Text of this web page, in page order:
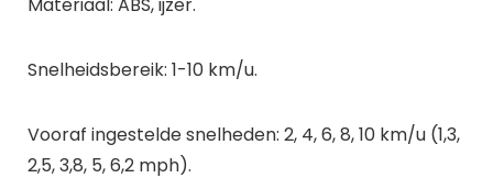
Snelheidsbereik: 1-10 km/u.
Vooraf ingestelde snelheden: 2, 4, 6, 8, 10 km/u (1,3,
2,5, 3,8, 5, 6,2 mph).